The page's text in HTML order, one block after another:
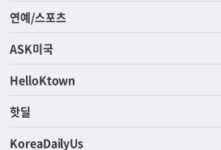
연예/스포츠
ASK미국
HelloKtown
핫딜
KoreaDailyUs